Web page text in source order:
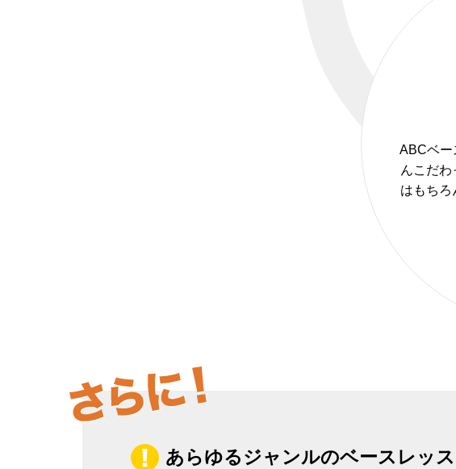
ABCベー
んこだ
はもちろ
あらゆるジャンルのベースレッス